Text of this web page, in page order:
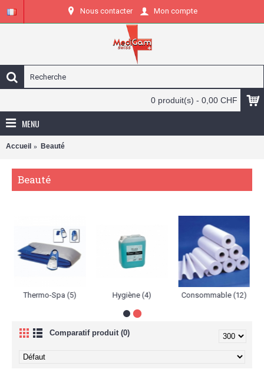
Nous contacter Mon compte
0 produit(s) - 0,00 CHF
MENU
Accueil Beauté
Beauté
Thermo-Spa (5) Hygiène (4) Consommable (12)
Comparatif produit (0)